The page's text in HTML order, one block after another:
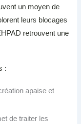
un moyen de
leurs blocages
retrouvent une
:
apaise et
de traiter les